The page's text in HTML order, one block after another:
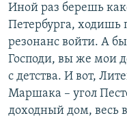
Иной раз берешь
Петербурга,
резонанс войти. А
Господи, вы же мои
с детства. И вот,
Маршака – угол
доходный дом, весь